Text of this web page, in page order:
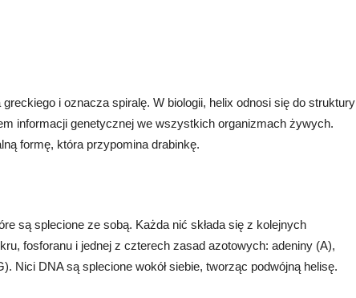
i oznacza spiralę. W biologii, helix odnosi się do struktury
informacji genetycznej we wszystkich organizmach żywych.
formę, która przypomina drabinkę.
są splecione ze sobą. Każda nić składa się z kolejnych
fosforanu i jednej z czterech zasad azotowych: adeniny (A),
Nici DNA są splecione wokół siebie, tworząc podwójną helisę.